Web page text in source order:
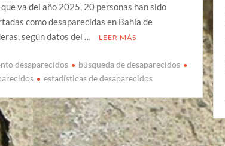
que va del año 2025, 20 personas han sido
como desaparecidas en Bahía de
según datos del …
LEER MÁS
desaparecidos
búsqueda de desaparecidos
estadísticas de desaparecidos